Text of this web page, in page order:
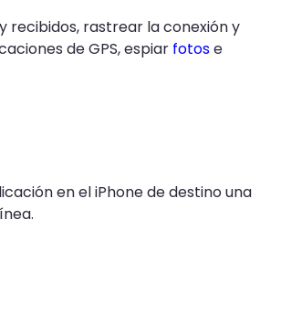
recibidos, rastrear la conexión y
de GPS, espiar fotose
en el iPhone de destino una